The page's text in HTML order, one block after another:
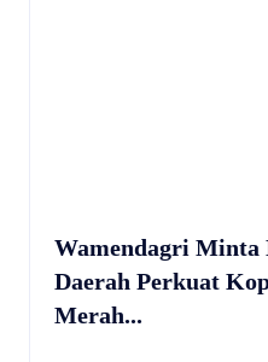
Wamendagri Minta
Daerah Perkuat
Merah...